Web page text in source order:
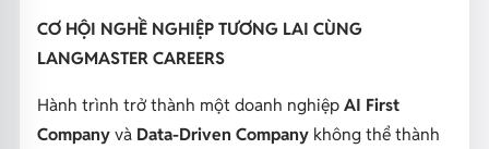
CƠ HỘI NGHỀ NGHIỆP TƯƠNG LAI CÙNG
LANGMASTER CAREERS
Hành trình trở thành một doanh nghiệpAI First
Company và Data-Driven Company không thể thành